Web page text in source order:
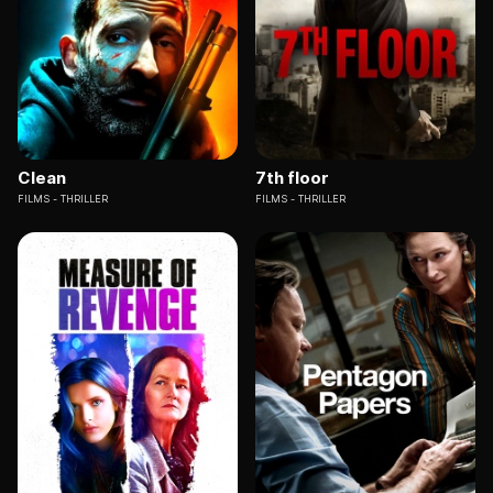
Clean
FILMS THRILLER
7th floor
FILMS THRILLER